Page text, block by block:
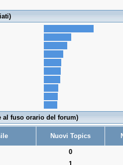
al fuso orario del forum)
Nuovi Topics
0